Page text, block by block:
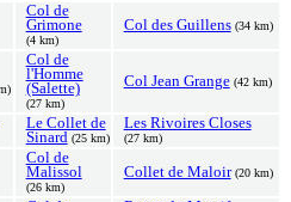
Col de
Grimone
(4 km)
Col des Guillens (34 km)
Col de
l'Homme
(Salette)
(27 km)
Col Jean Grange (42 km)
Le Collet de
Sinard (25 km)
Les Rivoires Closes
(27 km)
Col de
Malissol
(26 km)
Collet de Maloir (20 km)